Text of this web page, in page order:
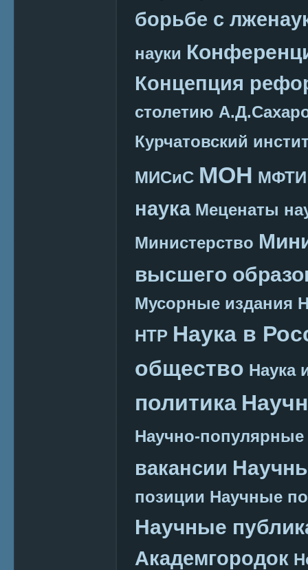
борьбе с
науки
Концепция
столетию
Курчатовский
МИСиС МОН МФТИ
наука Меценаты
Министерство
высшего
Мусорные издания
НТР Наука в
общество Наука
политика
Научно-
вакансии
позиции Научные
Научные
Академгородок